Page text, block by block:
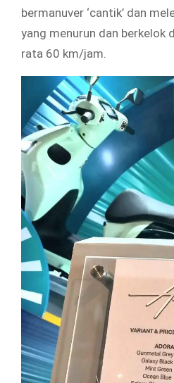
bermanuver ‘cantik’ dan
yang menurun dan berkelok
rata 60 km/jam.